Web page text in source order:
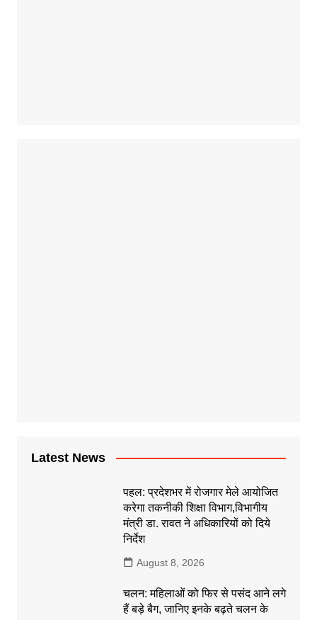
Latest News
पहल: प्रदेशभर में रोजगार मेले आयोजित
करेगा तकनीकी शिक्षा विभाग,विभागीय
मंत्री डा. रावत ने अधिकारियों को दिये
निर्देश
August 8, 2026
चलन: महिलाओं को फिर से पसंद आने लगे
हैं बड़े बैग, जानिए इनके बढ़ते चलन के